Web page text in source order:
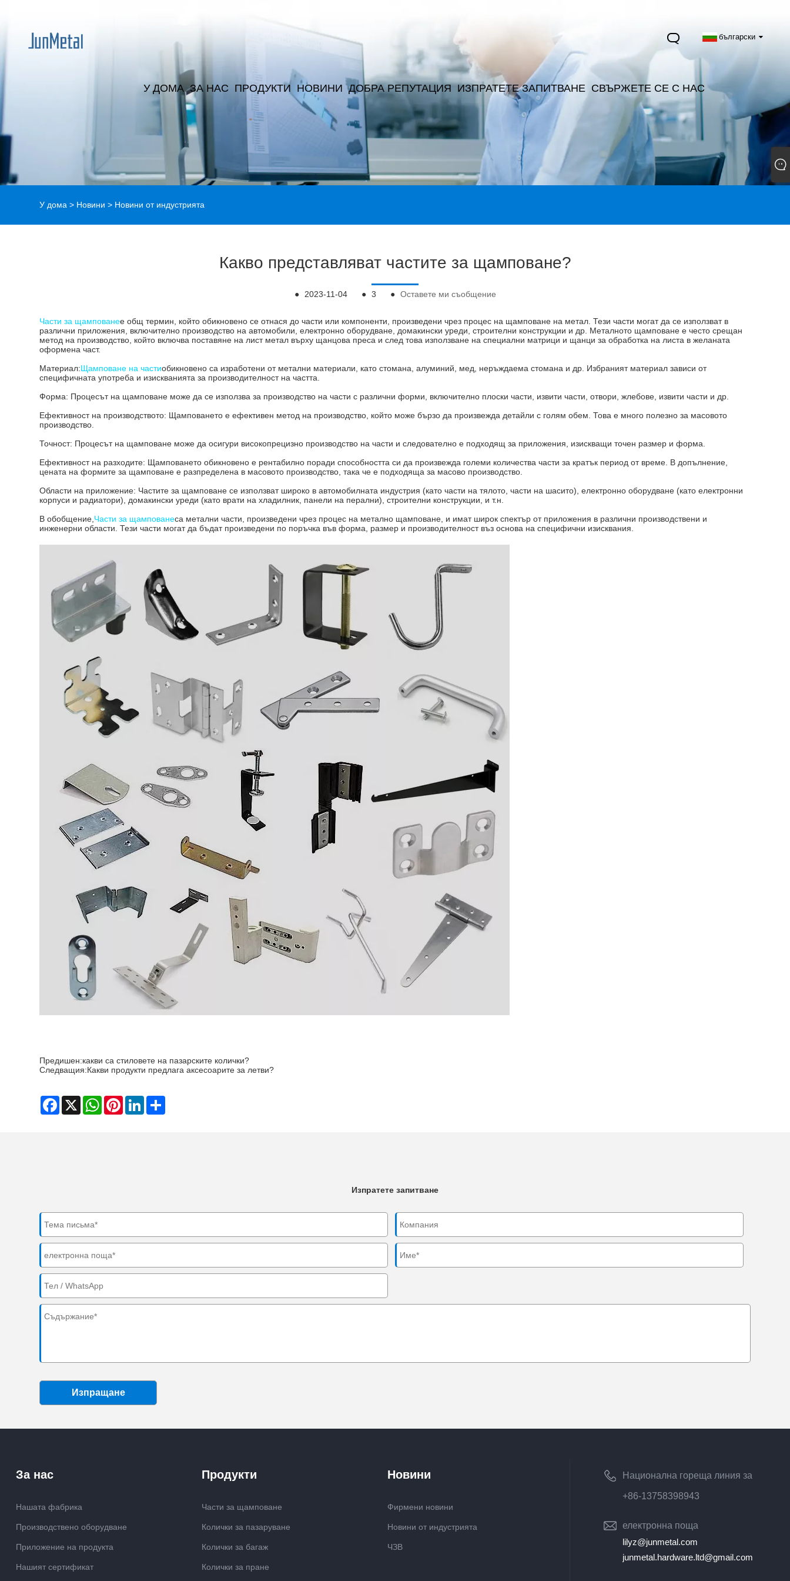
български
У ДОМА ЗА НАС ПРОДУКТИ НОВИНИ ДОБРА РЕПУТАЦИЯ ИЗПРАТЕТЕ ЗАПИТВАНЕ СВЪРЖЕТЕ СЕ С НАС
У дома > Новини > Новини от индустрията
Какво представляват частите за щамповане?
● 2023-11-04 ● 3 ● Оставете ми съобщение
Части за щампованее общ термин, който обикновено се отнася до части или компоненти, произведени чрез процес на щамповане на метал. Тези части могат да се използват в
различни приложения, включително производство на автомобили, електронно оборудване, домакински уреди, строителни конструкции и др. Металното щамповане е често срещан
метод на производство, който включва поставяне на лист метал върху щанцова преса и след това използване на специални матрици и щанци за обработка на листа в желаната
оформена част.
Материал:Щамповане на частиобикновено са изработени от метални материали, като стомана, алуминий, мед, неръждаема стомана и др. Избраният материал зависи от
специфичната употреба и изискванията за производителност на частта.
Форма: Процесът на щамповане може да се използва за производство на части с различни форми, включително плоски части, извити части, отвори, жлебове, извити части и др.
Ефективност на производството: Щамповането е ефективен метод на производство, който може бързо да произвежда детайли с голям обем. Това е много полезно за масовото
производство.
Точност: Процесът на щамповане може да осигури високопрецизно производство на части и следователно е подходящ за приложения, изискващи точен размер и форма.
Ефективност на разходите: Щамповането обикновено е рентабилно поради способността си да произвежда големи количества части за кратък период от време. В допълнение,
цената на формите за щамповане е разпределена в масовото производство, така че е подходяща за масово производство.
Области на приложение: Частите за щамповане се използват широко в автомобилната индустрия (като части на тялото, части на шасито), електронно оборудване (като електронни
корпуси и радиатори), домакински уреди (като врати на хладилник, панели на перални), строителни конструкции, и т.н.
В обобщение, Части за щампованеса метални части, произведени чрез процес на метално щамповане, и имат широк спектър от приложения в различни производствени и
инженерни области. Тези части могат да бъдат произведени по поръчка във форма, размер и производителност въз основа на специфични изисквания.
Предишен:какви са стиловете на пазарските колички?
Следващия:Какви продукти предлага аксесоарите за летви?
Facebook
X WhatsAppPinterestLinkedIn
Изпратете запитване
Изпращане
Национална гореща линия за
обслужване на клиенти
+86-13758398943
електронна поща
lilyz@junmetal.com
junmetal.hardware.ltd@gmail.com
За нас
Нашата фабрика
Производствено оборудване
Приложение на продукта
Нашият сертификат
Продукти
Части за щамповане
Колички за пазаруване
Колички за багаж
Колички за пране
Новини
Фирмени новини
Новини от индустрията
ЧЗВ